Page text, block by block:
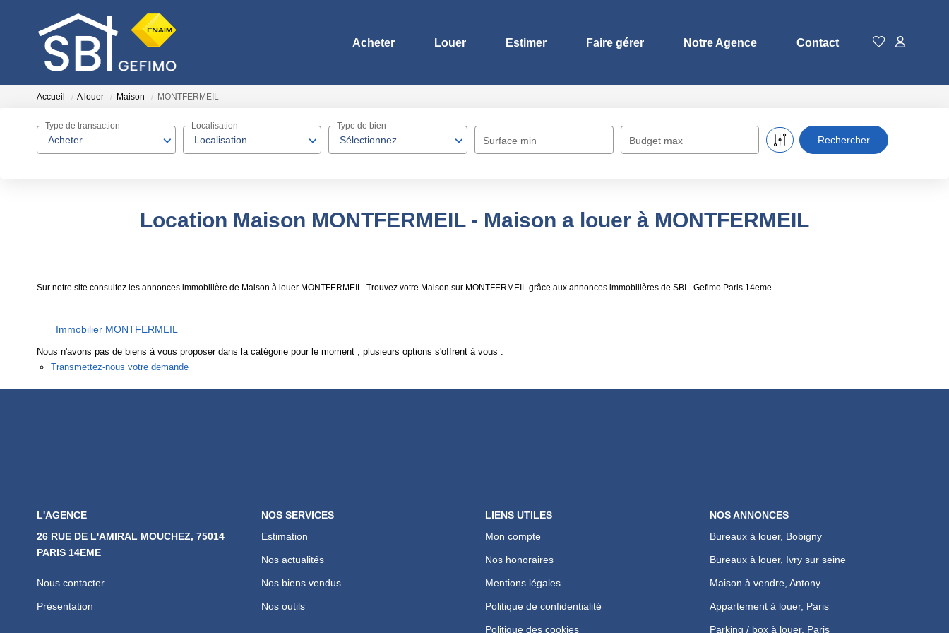
Acheter Louer Estimer Faire gérer Notre Agence Contact
Accueil A louer Maison MONTFERMEIL
Acheter
Type de transaction
Localisation
Localisation
Sélectionnez...
Type de bien
Surface min Budget max
Location Maison MONTFERMEIL - Maison a louer à MONTFERMEIL
Sur notre site consultez les annonces immobilière de Maison à louer MONTFERMEIL. Trouvez votre Maison sur MONTFERMEIL grâce aux annonces immobilières de SBI - Gefimo Paris 14eme.
Immobilier MONTFERMEIL
Nous n'avons pas de biens à vous proposer dans la catégorie pour le moment , plusieurs options s'offrent à vous :
Transmettez-nous votre demande
L'AGENCE
26 RUE DE L'AMIRAL MOUCHEZ, 75014
PARIS 14EME
Nous contacter
Présentation
NOS SERVICES
Estimation
Nos actualités
Nos biens vendus
Nos outils
LIENS UTILES
Mon compte
Nos honoraires
Mentions légales
Politique de confidentialité
Politique des cookies
NOS ANNONCES
Bureaux à louer, Bobigny
Bureaux à louer, Ivry sur seine
Maison à vendre, Antony
Appartement à louer, Paris
Parking / box à louer, Paris